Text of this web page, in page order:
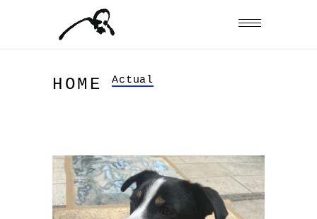
HOME Actual